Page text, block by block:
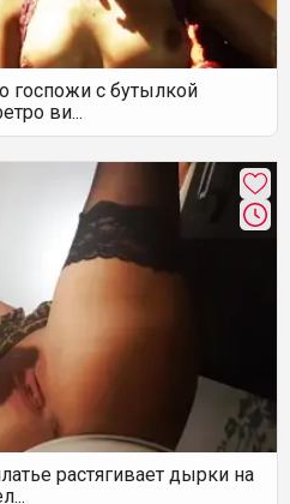
госпожи с бутылкой
ви...
растягивает дырки на